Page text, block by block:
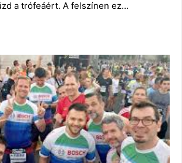
a trófeáért. A felszínen ez…